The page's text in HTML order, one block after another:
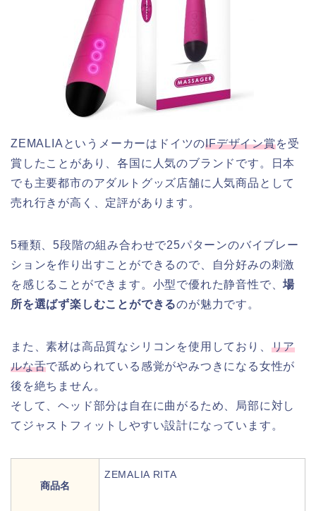
ZEMALIAというメーカーはドイツのIFデザイン賞を受
賞したことがあり、各国に人気のブランドです。日本
でも主要都市のアダルトグッズ店舗に人気商品として
売れ行きが高く、定評があります。
5種類、5段階の組み合わせで25パターンのバイブレー
ションを作り出すことができるので、自分好みの刺激
を感じることができます。小型で優れた静音性で、場
所を選ばず楽しむことができるのが魅力です。
また、素材は高品質なシリコンを使用しており、 リア
ルな舌で舐められている感覚がやみつきになる女性が
後を絶ちません。
そして、ヘッド部分は自在に曲がるため、局部に対し
てジャストフィットしやすい設計になっています。
商品名
ZEMALIA RITA